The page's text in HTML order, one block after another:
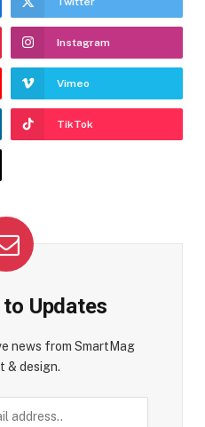
Instagram
Vimeo
TikTok
Updates
news from SmartMag
& design.